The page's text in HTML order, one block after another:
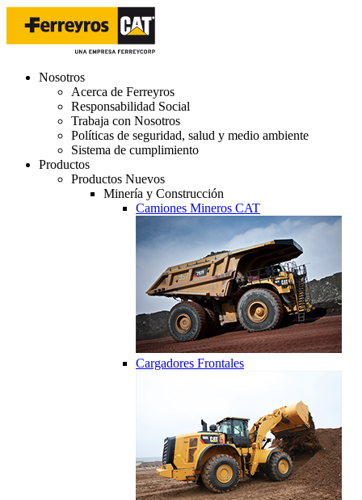
Nosotros
Acerca de Ferreyros
Responsabilidad Social
Trabaja con Nosotros
Políticas de seguridad, salud y medio ambiente
Sistema de cumplimiento
Productos
Productos Nuevos
Minería y Construcción
Camiones Mineros CAT
Cargadores Frontales